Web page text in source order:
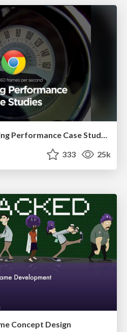
VelocityConf: Rendering Performance Case Studies
333 25k
Concept Design